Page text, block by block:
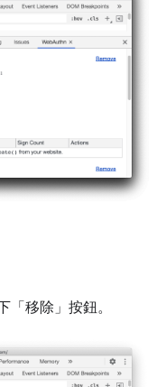
「移除」 按鈕。